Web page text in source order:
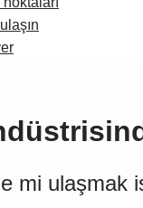
mi ulaşmak